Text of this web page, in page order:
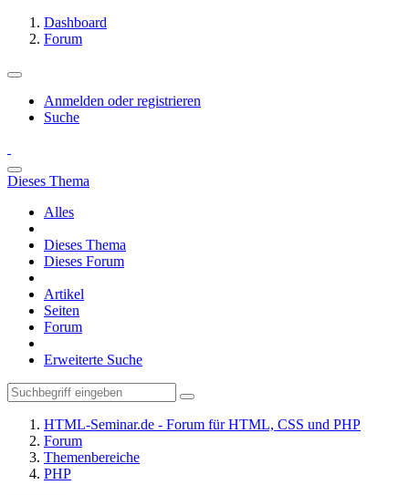
Dashboard
Forum
Anmelden oder registrieren
Suche
Dieses Thema
Alles
Dieses Thema
Dieses Forum
Artikel
Seiten
Forum
Erweiterte Suche
HTML-Seminar.de - Forum für HTML, CSS und PHP
Forum
Themenbereiche
PHP